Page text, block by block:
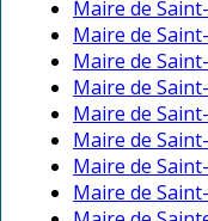
Maire de
Maire de
Maire de
Maire de
Maire de
Maire de
Maire de
Maire de